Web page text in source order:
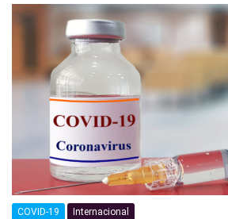
COVID-19 Internacional